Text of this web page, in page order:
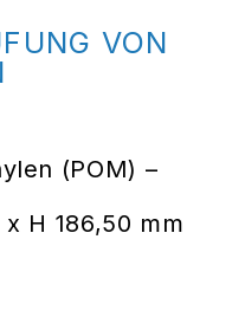
VON
(POM) –
H 186,50 mm